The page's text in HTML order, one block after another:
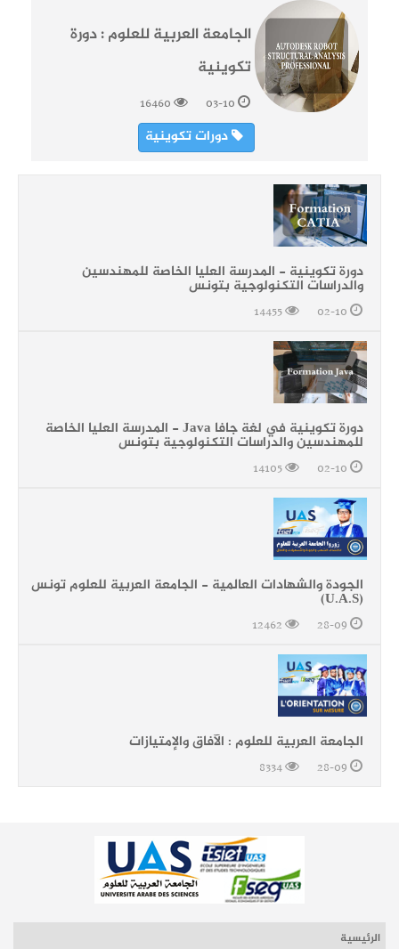
الجامعة العربية للعلوم : دورة
تكوينية
دورات تكوينية
دورة تكوينية - المدرسة العليا الخاصة للمهندسين
والدراسات التكنولوجية بتونس
دورة تكوينية في لغة جافا Java - المدرسة العليا الخاصة
للمهندسين والدراسات التكنولوجية بتونس
الجودة والشهادات العالمية - الجامعة العربية للعلوم تونس
(U.A.S)
الجامعة العربية للعلوم : الآفاق والإمتيازات
الرئيسية